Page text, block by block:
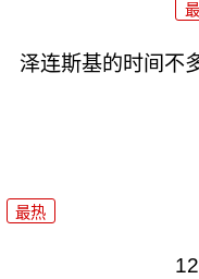
泽连斯基的时间不
最热